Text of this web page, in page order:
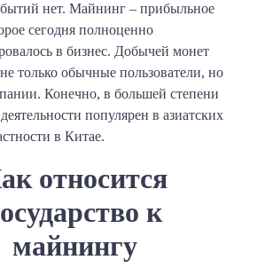
нет. Майнинг – прибыльное
сегодня полноценно
в бизнес. Добычей монет
только обычные пользователи, но
Конечно, в большей степени
популярен в азиатских
в Китае.
относится
к
майнингу